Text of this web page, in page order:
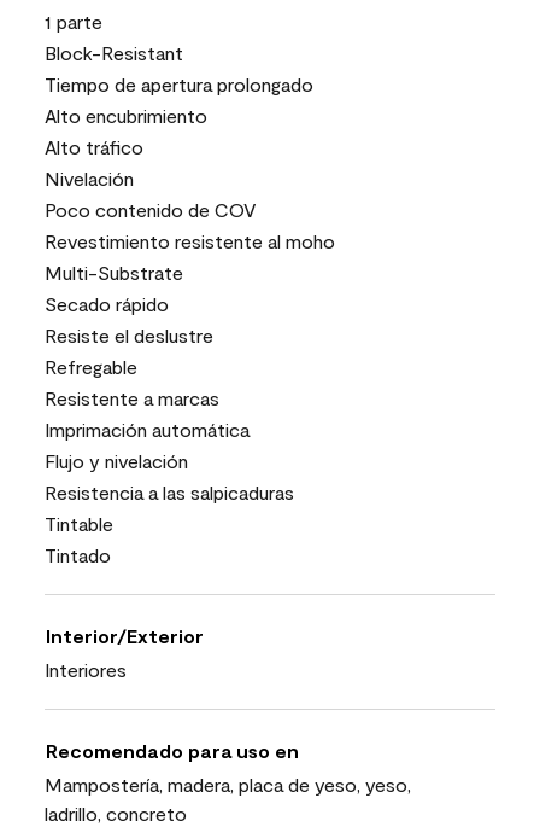
1 parte
Block-Resistant
Tiempo de apertura prolongado
Alto encubrimiento
Alto tráfico
Nivelación
Poco contenido de COV
Revestimiento resistente al moho
Multi-Substrate
Secado rápido
Resiste el deslustre
Refregable
Resistente a marcas
Imprimación automática
Flujo y nivelación
Resistencia a las salpicaduras
Tintable
Tintado
Interior/Exterior
Interiores
Recomendado para uso en
Mampostería, madera, placa de yeso, yeso,
ladrillo, concreto